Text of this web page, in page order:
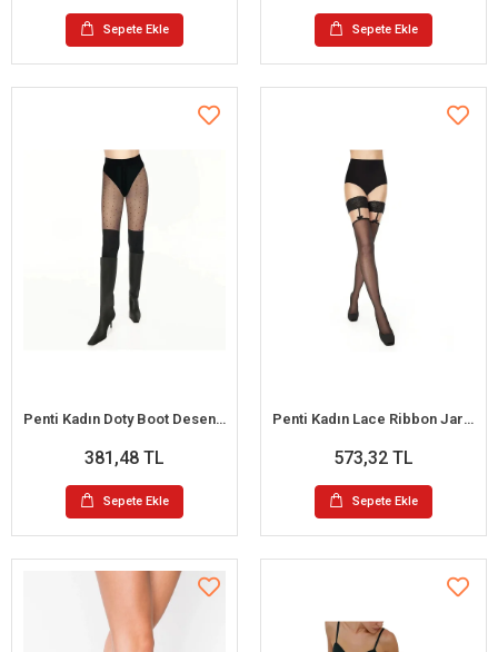
Sepete Ekle Sepete Ekle
Penti Kadın Doty Boot Desenli Külotlu Çorap
381,48 TL
Sepete Ekle
Penti Kadın Lace Ribbon Jartiyer Çorap
573,32 TL
Sepete Ekle